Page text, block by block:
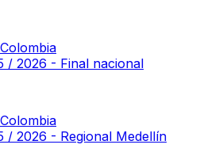
/ 2026 - Final nacional
/ 2026 - Regional Medellín